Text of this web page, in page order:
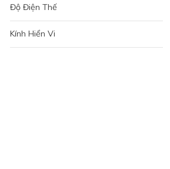
Độ Điện Thế
Kính Hiển Vi